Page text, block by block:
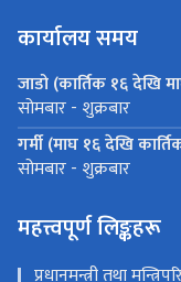
कार्यालय समय
जाडो (कार्तिक १६ देखि
सोमबार - शुक्रबार
गर्मी (माघ १६ देखि
सोमबार - शुक्रबार
महत्त्वपूर्ण लिङ्कहरू
प्रधानमन्त्री तथा